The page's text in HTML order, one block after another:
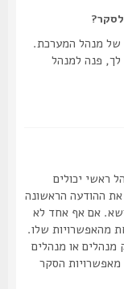
המערכת.
למנהל
יכולים
הראשונה
אף אחד לא
שלו.
או מנהלים
הסקר